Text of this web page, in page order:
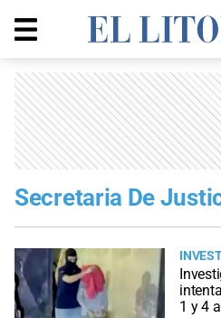
Secretaria De
1 y 4